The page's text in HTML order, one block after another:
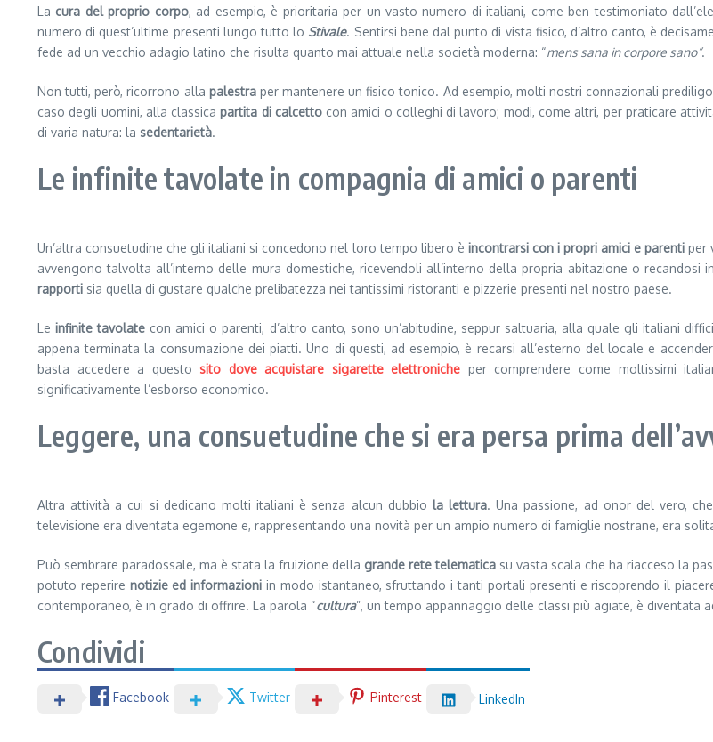
Lacura del proprio corpo, ad esempio, è prioritaria per un vasto numero di italiani, come ben testimoniato
numero di quest’ultime presenti lungo tutto lo Stivale. Sentirsi bene dal punto di vista fisico, d’altro canto, è
fede ad un vecchio adagio latino che risulta quanto mai attuale nella società moderna: “mens sana in corpore sano”.
Non tutti, però, ricorrono alla palestraper mantenere un fisico tonico. Ad esempio, molti nostri connazionali
caso degli uomini, alla classicapartita di calcettocon amici o colleghi di lavoro; modi, come altri, per praticare
di varia natura: la sedentarietà.
Le infinite tavolate in compagnia di amici o parenti
Un’altra consuetudine che gli italiani si concedono nel loro tempo libero è incontrarsi con i propri amici e parentiper
avvengono talvolta all’interno delle mura domestiche, ricevendoli all’interno della propria abitazione o recandosi
rapporti sia quella di gustare qualche prelibatezza nei tantissimi ristoranti e pizzerie presenti nel nostro paese.
Leinfinite tavolate con amici o parenti, d’altro canto, sono un’abitudine, seppur saltuaria, alla quale gli italiani
appena terminata la consumazione dei piatti. Uno di questi, ad esempio, è recarsi all’esterno del locale e
basta accedere a questo sito dove acquistare sigarette elettroniche per comprendere come moltissimi
significativamente l’esborso economico.
Leggere, una consuetudine che si era persa prima
Altra attività a cui si dedicano molti italiani è senza alcun dubbio la lettura. Una passione, ad onor del vero,
televisione era diventata egemone e, rappresentando una novità per un ampio numero di famiglie nostrane, era
Può sembrare paradossale, ma è stata la fruizione della grande rete telematica su vasta scala che ha riacceso la
potuto reperire notizie ed informazioni in modo istantaneo, sfruttando i tanti portali presenti e riscoprendo il
contemporaneo, è in grado di offrire. La parola “cultura”, un tempo appannaggio delle classi più agiate, è diventata
Condividi
Facebook Twitter Pinterest LinkedIn